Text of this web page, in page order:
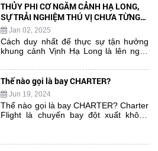
THỦY PHI CƠ NGẮM CẢNH HẠ LONG,
SỰ TRẢI NGHIỆM THÚ VỊ CHƯA TỪNG
CÓ...Jan 02, 2025
Cách duy nhất để thực sự tận hưởng
khung cảnh Vịnh Hạ Long là lên ngay
ngưỡng cảnh biển tráng lệ với gần
2000 hòn đảo đá vôi trùng điệp nhô lên
từ mặt nước xanh như ngọc trải rộng
trên một khu vực gần 2000km vuông.
Ngắm toàn bộ sự kỳ diệu của thiên
nhiên ban tặng cho chúng ta.. Xuất
ngắm cảnh dài 25 phút (Từ cảng Tuần
Thế nào gọi là bay CHARTER?
Jun 19, 2024
Thế nào gọi là bay CHARTER? Charter
Flight là chuyến bay đột xuất không
thuê trọn gói có thể mang lại nhiều lợi